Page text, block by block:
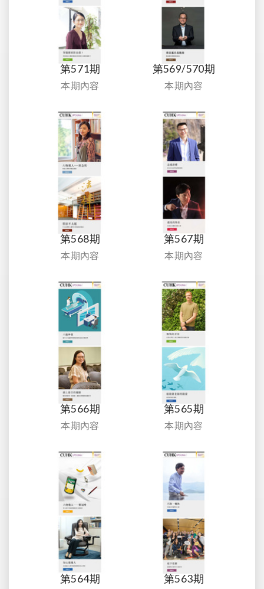
第571期
本期內容
第569/570期
本期內容
第568期
本期內容
第567期
本期內容
第566期
本期內容
第565期
本期內容
第564期 第563期